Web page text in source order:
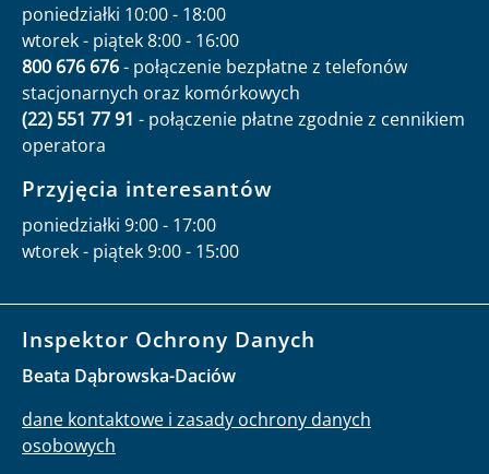
poniedziałki 10:00 - 18:00
wtorek - piątek 8:00 - 16:00
800 676 676- połączenie bezpłatne z telefonów
stacjonarnych oraz komórkowych
(22) 551 77 91 - połączenie płatne zgodnie z cennikiem
operatora
Przyjęcia interesantów
poniedziałki 9:00 - 17:00
wtorek - piątek 9:00 - 15:00
Inspektor Ochrony Danych
Beata Dąbrowska-Daciów
dane kontaktowe i zasady ochrony danych
osobowych